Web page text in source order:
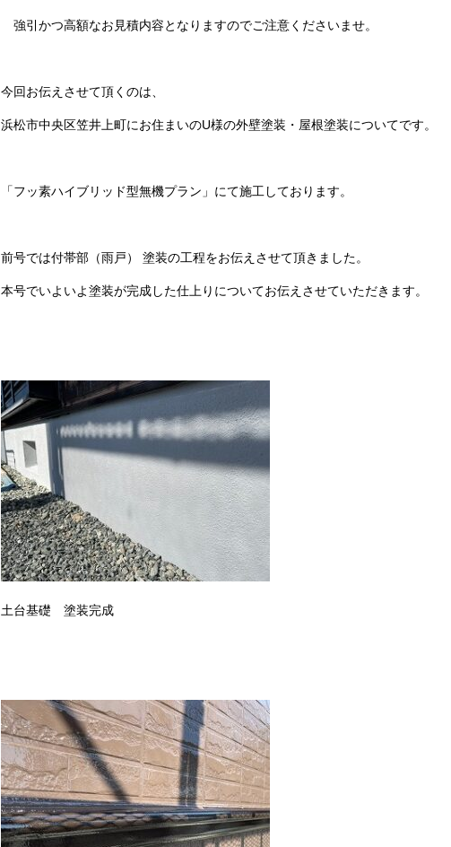
強引かつ高額なお見積内容となりますのでご注意くださいませ。
今回お伝えさせて頂くのは、
浜松市中央区笠井上町にお住まいのU様の外壁塗装・屋根塗装についてです。
「フッ素ハイブリッド型無機プラン」にて施工しております。
前号では付帯部（雨戸） 塗装の工程をお伝えさせて頂きました。
本号でいよいよ塗装が完成した仕上りについてお伝えさせていただきます。
土台基礎 塗装完成